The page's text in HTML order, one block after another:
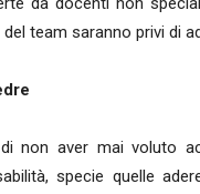
team saranno privi di
non aver mai voluto
specie quelle